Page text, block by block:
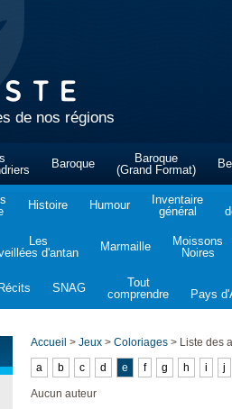
de nos régions
Baroque
Baroque
(Grand Format)
Histoire Humour
Inventaire
général
Les
d'antan
Marmaille
Moissons
Noires
Récits SNAG
Tout
comprendre
Pays
Accueil > Jeux > Coloriages > Liste des
a
b c d e f g h i j
Aucun auteur